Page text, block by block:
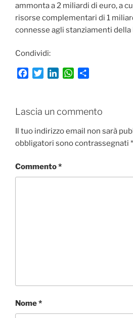
ammonta a 2 miliardi di euro, a
risorse complementari di 1
connesse agli stanziamenti della
Condividi:
b
o
o
t
e
r
e
d
I
W
s
A
p
i
v
i
Lascia un commento
Il tuo indirizzo email non sarà
obbligatori sono contrassegnati *
Commento*
Nome*